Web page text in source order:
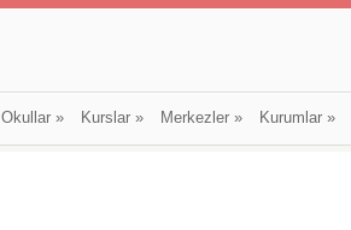
Okullar» Kurslar» Merkezler» Kurumlar»